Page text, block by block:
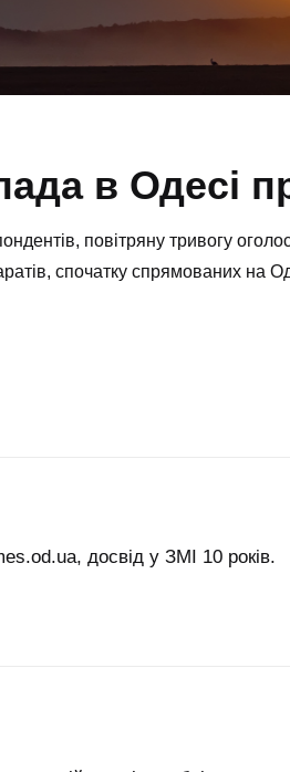
в Одесі
повітряну тривогу
спочатку спрямованих
досвід у ЗМІ 10 років.